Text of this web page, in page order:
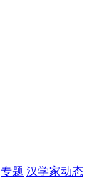
专题 汉学家动态